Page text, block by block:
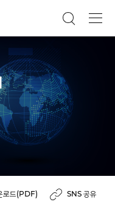
로드(PDF) SNS 공유